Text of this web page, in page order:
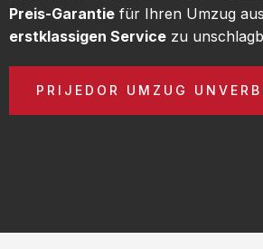
Preis-Garantie für Ihren Umzug
erstklassigen Service zu
PRIJEDOR UMZUG